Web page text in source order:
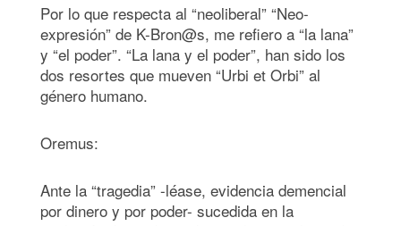
Por lo que respecta al “neoliberal” “Neo-
expresión” de K-Bron@s, me refiero a “la lana”
y “el poder”. “La lana y el poder”, han sido los
dos resortes que mueven “Urbi et Orbi” al
género humano.
Oremus:
Ante la “tragedia” -léase, evidencia demencial
por dinero y por poder- sucedida en la